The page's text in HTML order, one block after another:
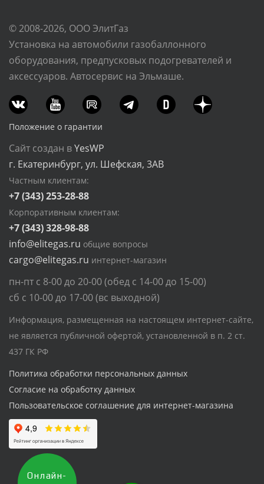
© 2008-2026, ООО ЭлитГаз
Установка на автомобили газобаллонного
оборудования, предпусковых подогревателей и
аксессуаров. Автосервис на Эльмаше.
Положение о гарантии
Сайт создан вYesWP
г. Екатеринбург, ул. Шефская, 3АВ
Частным клиентам:
+7 (343) 253-28-88
Корпоративным клиентам:
+7 (343) 328-98-88
info@elitegas.ru общие вопросы
cargo@elitegas.ru интернет-магазин
пн-пт с 8-00 до 20-00 (обед с 14-00 до 15-00)
сб с 10-00 до 17-00 (вс выходной)
Информация, размещенная на настоящем интернет-сайте,
не является публичной офертой, установленной в п. 2 ст.
437 ГК РФ
Политика обработки персональных данных
Согласие на обработку данных
Пользовательское соглашение для интернет-магазина
Онлайн-